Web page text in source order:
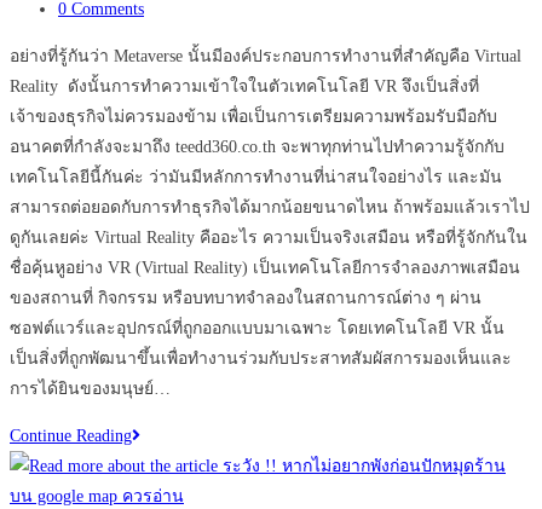
สำหรับ
!!
category:
Post
0 Comments
อย่างที่รู้กันว่า Metaverse นั้นมีองค์ประกอบการทำงานที่สำคัญคือ Virtual
Reality ดังนั้นการทำความเข้าใจในตัวเทคโนโลยี VR จึงเป็นสิ่งที่
เจ้าของธุรกิจไม่ควรมองข้าม เพื่อเป็นการเตรียมความพร้อมรับมือกับ
อนาคตที่กำลังจะมาถึง teedd360.co.th จะพาทุกท่านไปทำความรู้จักกับ
เทคโนโลยีนี้กันค่ะ ว่ามันมีหลักการทำงานที่น่าสนใจอย่างไร และมัน
สามารถต่อยอดกับการทำธุรกิจได้มากน้อยขนาดไหน ถ้าพร้อมแล้วเราไป
ดูกันเลยค่ะ Virtual Reality คืออะไร ความเป็นจริงเสมือน หรือที่รู้จักกันใน
ชื่อคุ้นหูอย่าง VR (Virtual Reality) เป็นเทคโนโลยีการจำลองภาพเสมือน
ของสถานที่ กิจกรรม หรือบทบาทจำลองในสถานการณ์ต่าง ๆ ผ่าน
ซอฟต์แวร์และอุปกรณ์ที่ถูกออกแบบมาเฉพาะ โดยเทคโนโลยี VR นั้น
เป็นสิ่งที่ถูกพัฒนาขึ้นเพื่อทำงานร่วมกับประสาทสัมผัสการมองเห็นและ
การได้ยินของมนุษย์…
Continue Readingเทคโนโลยี
Virtual
Reality